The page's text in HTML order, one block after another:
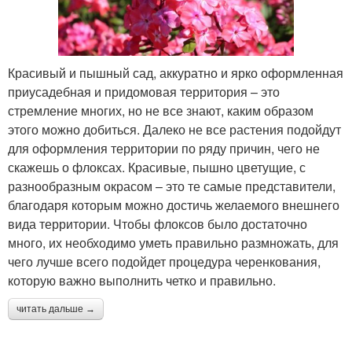
Красивый и пышный сад, аккуратно и ярко оформленная
приусадебная и придомовая территория – это
стремление многих, но не все знают, каким образом
этого можно добиться. Далеко не все растения подойдут
для оформления территории по ряду причин, чего не
скажешь о флоксах. Красивые, пышно цветущие, с
разнообразным окрасом – это те самые представители,
благодаря которым можно достичь желаемого внешнего
вида территории. Чтобы флоксов было достаточно
много, их необходимо уметь правильно размножать, для
чего лучше всего подойдет процедура черенкования,
которую важно выполнить четко и правильно.
читать дальше →